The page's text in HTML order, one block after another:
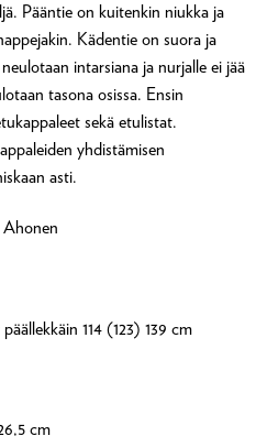
Pääntie on kuitenkin niukka ja
Kädentie on suora ja
intarsiana ja nurjalle ei jää
tasona osissa. Ensin
sekä etulistat.
yhdistämisen
asti.
114 (123) 139 cm
cm